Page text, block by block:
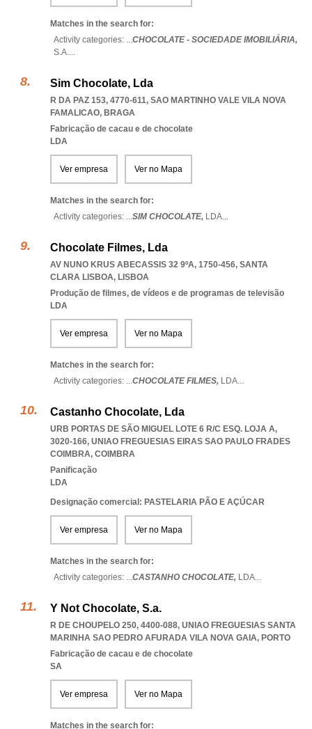
Matches in the search for:
Activity categories: ...CHOCOLATE - SOCIEDADE IMOBILIÁRIA,
S.A....
Sim Chocolate, Lda
R DA PAZ 153, 4770-611, SAO MARTINHO VALE VILA NOVA
FAMALICAO, BRAGA
Fabricação de cacau e de chocolate
LDA
Ver empresa Ver no Mapa
Matches in the search for:
Activity categories: ...SIM CHOCOLATE, LDA...
Chocolate Filmes, Lda
AV NUNO KRUS ABECASSIS 32 9ºA, 1750-456, SANTA
CLARA LISBOA, LISBOA
Produção de filmes, de vídeos e de programas de televisão
LDA
Ver empresa Ver no Mapa
Matches in the search for:
Activity categories: ...CHOCOLATE FILMES, LDA...
Castanho Chocolate, Lda
URB PORTAS DE SÃO MIGUEL LOTE 6 R/C ESQ. LOJA A,
3020-166, UNIAO FREGUESIAS EIRAS SAO PAULO FRADES
COIMBRA, COIMBRA
Panificação
LDA
Designação comercial: PASTELARIA PÃO E AÇÚCAR
Ver empresa Ver no Mapa
Matches in the search for:
Activity categories: ...CASTANHO CHOCOLATE, LDA...
Y Not Chocolate, S.a.
R DE CHOUPELO 250, 4400-088, UNIAO FREGUESIAS SANTA
MARINHA SAO PEDRO AFURADA VILA NOVA GAIA, PORTO
Fabricação de cacau e de chocolate
SA
Ver empresa Ver no Mapa
Matches in the search for: